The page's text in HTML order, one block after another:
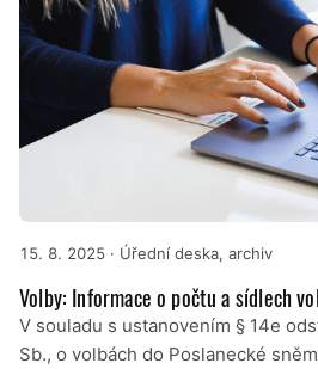
15. 8. 2025 · Úřední deska, archiv
Volby: Informace o počtu a sídlech
V souladu s ustanovením § 14e
Sb., o volbách do Poslanecké